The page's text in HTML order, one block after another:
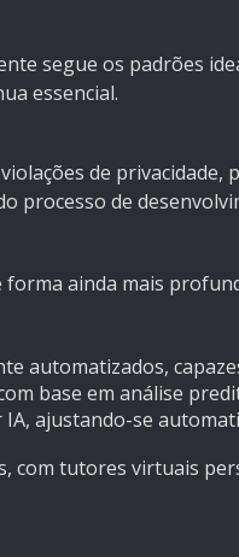
segue os padrões
essencial.
de privacidade,
processo de
ainda mais
automatizados,
base em análise
ajustando-se
com tutores virtuais